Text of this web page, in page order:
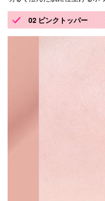
02 ピンクトッパー